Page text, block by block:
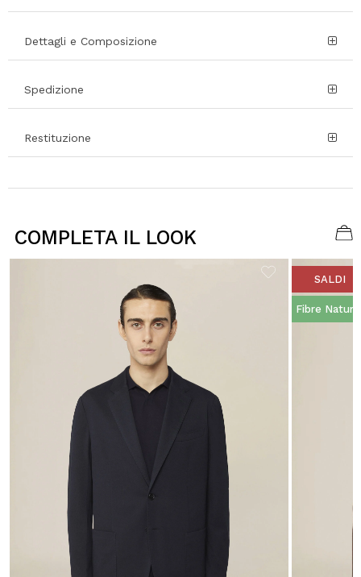
Dettagli e Composizione
Spedizione
Restituzione
COMPLETA IL LOOK
SALDI
Fibre